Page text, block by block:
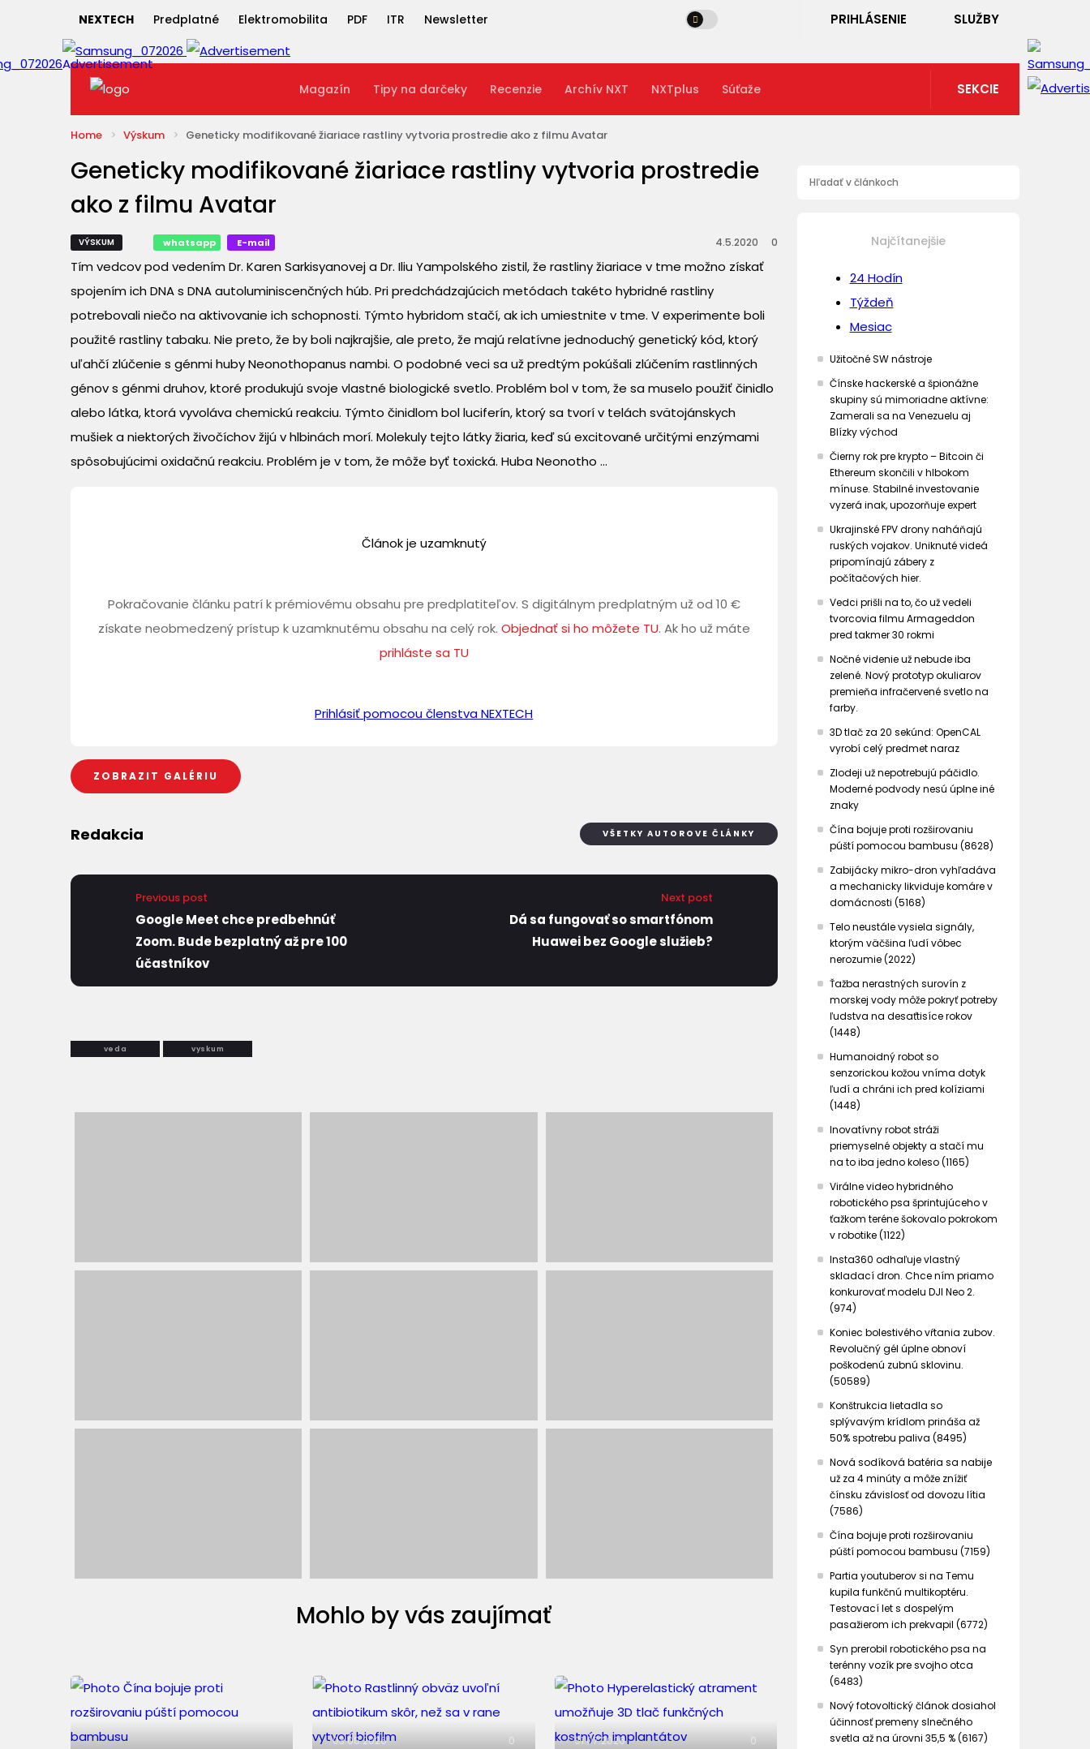
NEXTECH Predplatné Elektromobilita PDF ITR Newsletter PRIHLÁSENIE SLUŽBY
Magazín Tipy na darčeky Recenzie Archív NXT NXTplus Súťaže SEKCIE
Home Výskum Geneticky modifikované žiariace rastliny vytvoria prostredie ako z filmu Avatar
Geneticky modifikované žiariace rastliny vytvoria prostredie
ako z filmu Avatar
VÝSKUM whatsapp E-mail 4.5.2020 0
Tím vedcov pod vedením Dr. Karen Sarkisyanovej a Dr. Iliu Yampolského zistil, že rastliny žiariace v tme možno získať
spojením ich DNA s DNA autoluminiscenčných húb. Pri predchádzajúcich metódach takéto hybridné rastliny
potrebovali niečo na aktivovanie ich schopnosti. Týmto hybridom stačí, ak ich umiestnite v tme. V experimente boli
použité rastliny tabaku. Nie preto, že by boli najkrajšie, ale preto, že majú relatívne jednoduchý genetický kód, ktorý
uľahčí zlúčenie s génmi huby Neonothopanus nambi. O podobné veci sa už predtým pokúšali zlúčením rastlinných
génov s génmi druhov, ktoré produkujú svoje vlastné biologické svetlo. Problém bol v tom, že sa muselo použiť činidlo
alebo látka, ktorá vyvoláva chemickú reakciu. Týmto činidlom bol luciferín, ktorý sa tvorí v telách svätojánskych
mušiek a niektorých živočíchov žijú v hlbinách morí. Molekuly tejto látky žiaria, keď sú excitované určitými enzýmami
spôsobujúcimi oxidačnú reakciu. Problém je v tom, že môže byť toxická. Huba Neonotho ...
Článok je uzamknutý
Pokračovanie článku patrí k prémiovému obsahu pre predplatiteľov. S digitálnym predplatným už od 10 €
získate neobmedzený prístup k uzamknutému obsahu na celý rok. Objednať si ho môžete TU. Ak ho už máte
prihláste sa TU
Prihlásiť pomocou členstva NEXTECH
ZOBRAZIT GALÉRIU
Redakcia VŠETKY AUTOROVE ČLÁNKY
Previous post
Google Meet chce predbehnúť
Zoom. Bude bezplatný až pre 100
účastníkov
Next post
Dá sa fungovať so smartfónom
Huawei bez Google služieb?
veda vyskum
Mohlo by vás zaujímať
03.08.2026 0 31.07.2026 0
Najčítanejšie
24 Hodín
Týždeň
Mesiac
Užitočné SW nástroje
Čínske hackerské a špionážne
skupiny sú mimoriadne aktívne:
Zamerali sa na Venezuelu aj
Blízky východ
Čierny rok pre krypto – Bitcoin či
Ethereum skončili v hlbokom
mínuse. Stabilné investovanie
vyzerá inak, upozorňuje expert
Ukrajinské FPV drony naháňajú
ruských vojakov. Uniknuté videá
pripomínajú zábery z
počítačových hier.
Vedci prišli na to, čo už vedeli
tvorcovia filmu Armageddon
pred takmer 30 rokmi
Nočné videnie už nebude iba
zelené. Nový prototyp okuliarov
premieňa infračervené svetlo na
farby.
3D tlač za 20 sekúnd: OpenCAL
vyrobí celý predmet naraz
Zlodeji už nepotrebujú páčidlo.
Moderné podvody nesú úplne iné
znaky
Čína bojuje proti rozširovaniu
púští pomocou bambusu (8628)
Zabijácky mikro-dron vyhľadáva
a mechanicky likviduje komáre v
domácnosti (5168)
Telo neustále vysiela signály,
ktorým väčšina ľudí vôbec
nerozumie (2022)
Ťažba nerastných surovín z
morskej vody môže pokryť potreby
ľudstva na desaťtisíce rokov
(1448)
Humanoidný robot so
senzorickou kožou vníma dotyk
ľudí a chráni ich pred kolíziami
(1448)
Inovatívny robot stráži
priemyselné objekty a stačí mu
na to iba jedno koleso (1165)
Virálne video hybridného
robotického psa šprintujúceho v
ťažkom teréne šokovalo pokrokom
v robotike (1122)
Insta360 odhaľuje vlastný
skladací dron. Chce ním priamo
konkurovať modelu DJI Neo 2.
(974)
Koniec bolestivého vŕtania zubov.
Revolučný gél úplne obnoví
poškodenú zubnú sklovinu.
(50589)
Konštrukcia lietadla so
splývavým krídlom prináša až
50% spotrebu paliva (8495)
Nová sodíková batéria sa nabije
už za 4 minúty a môže znížiť
čínsku závislosť od dovozu lítia
(7586)
Čína bojuje proti rozširovaniu
púští pomocou bambusu (7159)
Partia youtuberov si na Temu
kupila funkčnú multikoptéru.
Testovací let s dospelým
pasažierom ich prekvapil (6772)
Syn prerobil robotického psa na
terénny vozík pre svojho otca
(6483)
Nový fotovoltický článok dosiahol
účinnosť premeny slnečného
svetla až na úrovni 35,5 % (6167)